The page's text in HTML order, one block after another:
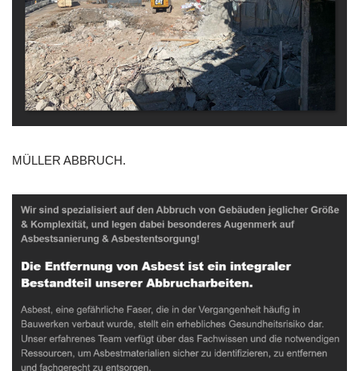
MÜLLER ABBRUCH.